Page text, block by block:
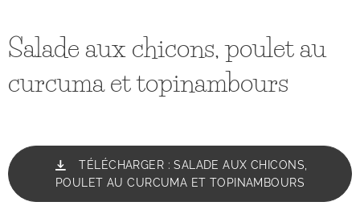
Salade aux chicons, poulet au
curcuma et topinambours
TÉLÉCHARGER : SALADE AUX CHICONS,
POULET AU CURCUMA ET TOPINAMBOURS